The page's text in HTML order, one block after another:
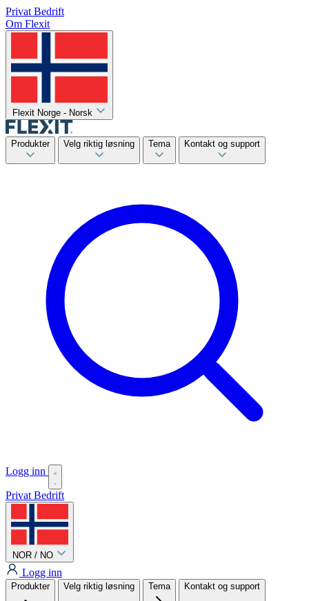
Privat Bedrift
Om Flexit
Flexit Norge - Norsk
Produkter Velg riktig løsning Tema Kontakt og support
Logg inn
Privat Bedrift
NOR / NO
Logg inn
Produkter Velg riktig løsning Tema Kontakt og support